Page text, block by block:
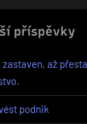
příspěvky
až
podnik